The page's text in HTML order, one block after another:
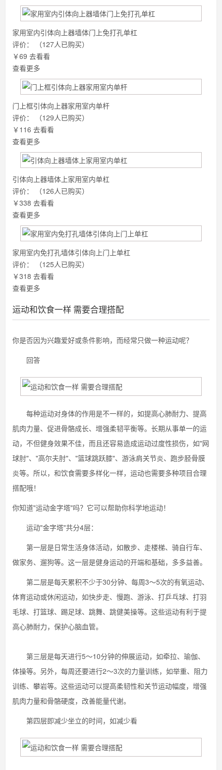
家用室内引体向上器墙体门上免打孔单杠
评价：
（127人已购买）
￥69 去看看
查看更多
门上框引体向上器家用室内单杆
评价：
（129人已购买）
￥116 去看看
查看更多
引体向上器墙体上家用室内单杠
评价：
（126人已购买）
￥338 去看看
查看更多
家用室内免打孔墙体引体向上门上单杠
评价：
（125人已购买）
￥318 去看看
查看更多
运动和饮食一样 需要合理搭配
你是否因为兴趣爱好或条件影响，而经常只做一种运动呢？
回答
每种运动对身体的作用是不一样的，如提高心肺耐力、提高
肌肉力量、促进骨骼成长、增强柔韧平衡等。长期从事单一的运
动，不但健身效果不佳，而且还容易造成运动过度性损伤，如"网
球肘"、"高尔夫肘"、"篮球跳跃膝"、游泳肩关节炎、跑步胫骨膜
炎等。所以，和饮食需要多样化一样，运动也需要多种项目合理
搭配哦！
你知道"运动金字塔"吗？它可以帮助你科学地运动！
运动"金字塔"共分4层：
第一层是日常生活身体活动，如散步、走楼梯、骑自行车、
做家务、遛狗等。这一层是健身运动的开端和基础，多多益善。
第二层是每天累积不少于30分钟、每周3～5次的有氧运动、
体育运动或休闲运动，如快步走、慢跑、游泳、打乒乓球、打羽
毛球、打篮球、踢足球、跳舞、跳健美操等。这些运动有利于提
高心肺耐力，保护心脑血管。
第三层是每天进行5～10分钟的伸展运动，如牵拉、瑜伽、
体操等。另外，每周还要进行2～3次的力量训练，如举重、阻力
训练、攀岩等。这些运动可以提高柔韧性和关节运动幅度，增强
肌肉力量和骨骼硬度，改善能量代谢。
第四层即减少坐立的时间，如减少看